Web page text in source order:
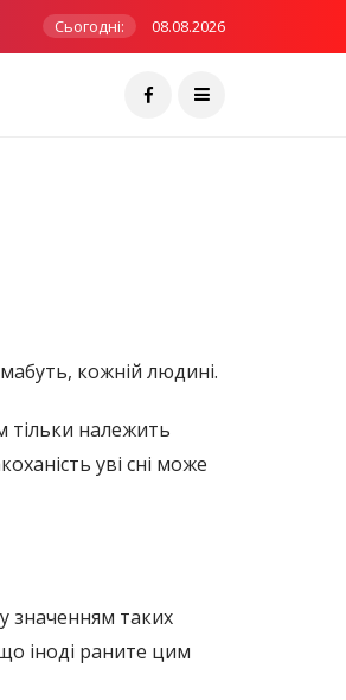
Сьогодні: 08.08.2026
кожній людині.
тільки належить
уві сні може
значенням таких
іноді раните цим